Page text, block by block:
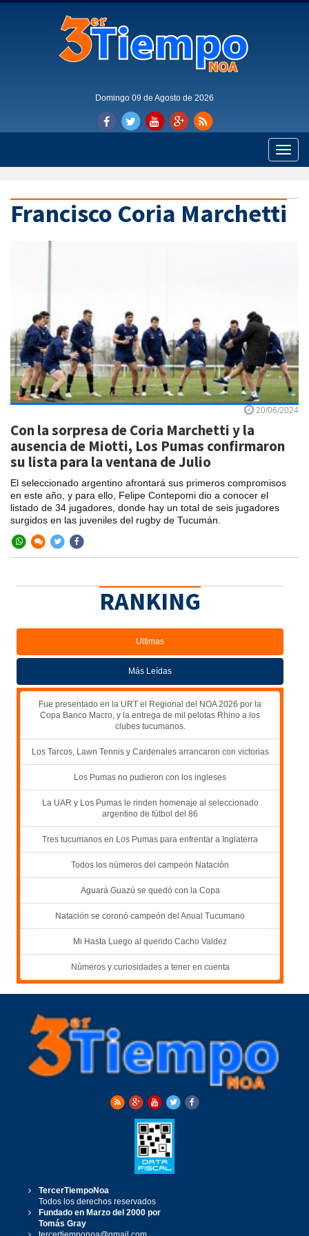
Domingo 09 de Agosto de 2026
Toggle
Francisco Coria Marchetti
20/06/2024
Con la sorpresa de Coria Marchetti y la
ausencia de Miotti, Los Pumas confirmaron
su lista para la ventana de Julio
El seleccionado argentino afrontará sus primeros compromisos
en este año, y para ello, Felipe Contepomi dio a conocer el
listado de 34 jugadores, donde hay un total de seis jugadores
surgidos en las juveniles del rugby de Tucumán.
RANKING
Ultimas
Más Leídas
Fue presentado en la URT el Regional del NOA 2026 por la
Copa Banco Macro, y la entrega de mil pelotas Rhino a los
clubes tucumanos.
Los Tarcos, Lawn Tennis y Cardenales arrancaron con victorias
Los Pumas no pudieron con los ingleses
La UAR y Los Pumas le rinden homenaje al seleccionado
argentino de fútbol del 86
Tres tucumanos en Los Pumas para enfrentar a Inglaterra
Todos los números del campeón Natación
Aguará Guazú se quedó con la Copa
Natación se coronó campeón del Anual Tucumano
Mi Hasta Luego al querido Cacho Valdez
Números y curiosidades a tener en cuenta
TercerTiempoNoa
Todos los derechos reservados
Fundado en Marzo del 2000 por
Tomás Gray